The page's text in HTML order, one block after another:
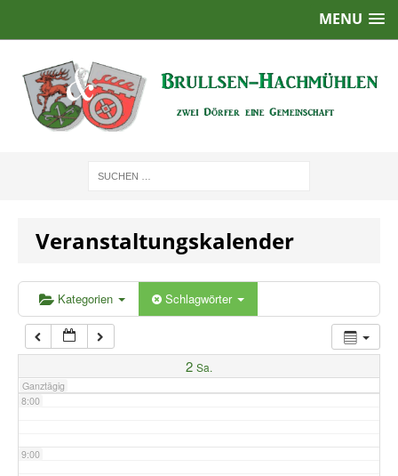
MENU
Veranstaltungskalender
Kategorien Schlagwörter
2 Sa.
Ganztägig
2:00
5:00
6:00
7:00
8:00
9:00